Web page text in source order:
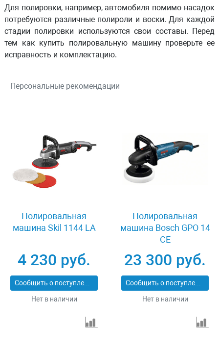
Для полировки, например, автомобиля помимо насадок
потребуются различные полироли и воски. Для каждой
стадии полировки используются свои составы. Перед
тем как купить полировальную машину проверьте ее
исправность и комплектацию.
Персональные рекомендации
Полировальная
машина Skil 1144 LA
4 230 руб.
Сообщить о поступлении
Нет в наличии
Полировальная
машина Bosch GPO 14
CE
23 300 руб.
Сообщить о поступлении
Нет в наличии